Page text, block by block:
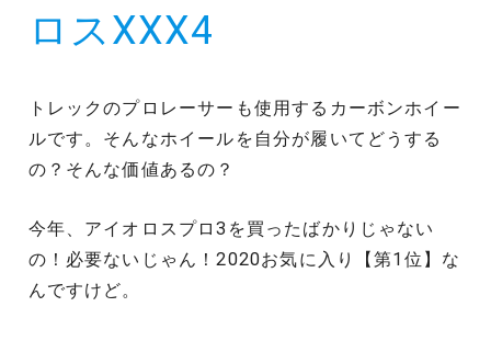
ロスXXX4
トレックのプロレーサーも使用するカーボンホイー
ルです。そんなホイールを自分が履いてどうする
の？そんな価値あるの？
今年、アイオロスプロ3を買ったばかりじゃない
の！必要ないじゃん！2020お気に入り【第1位】な
んですけど。